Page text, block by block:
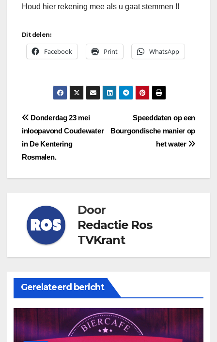
Houd hier rekening mee als u gaat stemmen !!
Dit delen:
Facebook Print WhatsApp
Bericht
navigatie
Speeddaten op een
Bourgondische manier op
het water
Donderdag 23 mei
inloopavond Coudewater
in De Kentering
Rosmalen.
Door
Redactie Ros
TVKrant
Gerelateerd bericht